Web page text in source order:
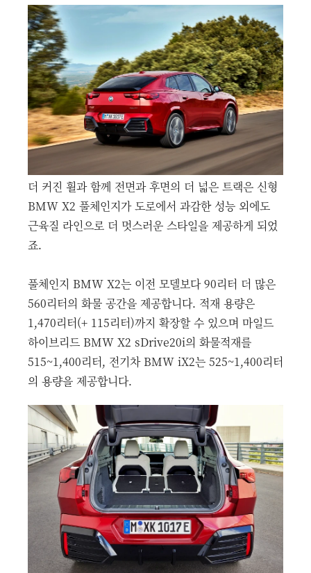
더 커진 휠과 함께 전면과 후면의 더 넓은 트랙은 신형
BMW X2 풀체인지가 도로에서 과감한 성능 외에도
근육질 라인으로 더 멋스러운 스타일을 제공하게 되었
죠.
풀체인지 BMW X2는 이전 모델보다 90리터 더 많은
560리터의 화물 공간을 제공합니다. 적재 용량은
1,470리터(+ 115리터)까지 확장할 수 있으며 마일드
하이브리드 BMW X2 sDrive20i의 화물적재를
515~1,400리터, 전기차 BMW iX2는 525~1,400리터
의 용량을 제공합니다.